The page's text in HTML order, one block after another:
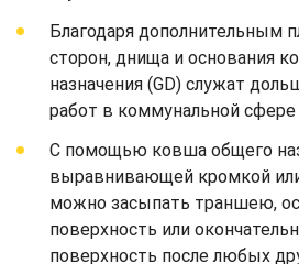
Благодаря дополнительным
сторон, днища и основания
назначения (GD) служат
работ в коммунальной сфере
С помощью ковша общего
выравнивающей кромкой
можно засыпать траншею,
поверхность или
поверхность после любых